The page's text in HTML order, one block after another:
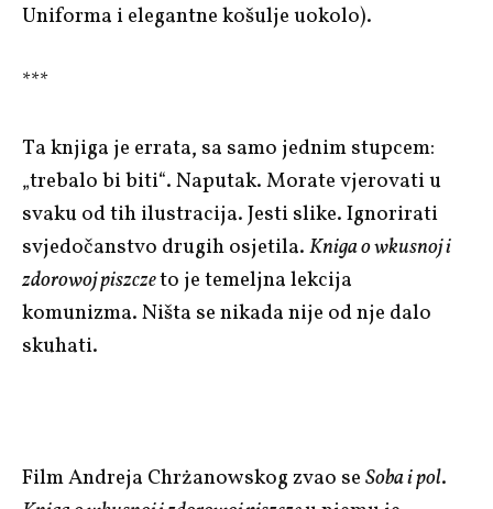
Uniforma i elegantne košulje uokolo).
***
Ta knjiga je errata, sa samo jednim stupcem:
„trebalo bi biti“. Naputak. Morate vjerovati u
svaku od tih ilustracija. Jesti slike. Ignorirati
svjedočanstvo drugih osjetila.Kniga o wkusnoj i
zdorowoj piszczeto je temeljna lekcija
komunizma. Ništa se nikada nije od nje dalo
skuhati.
Film Andreja Chrżanowskog zvao seSoba i pol.